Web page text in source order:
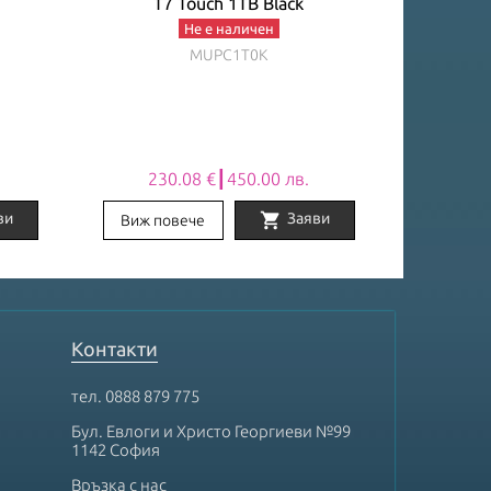
Не е наличен
MUPC1T0K
230.08 €┃450.00 лв.
Виж повече shopping_cart Заяви
Контакти
тел. 0888 879 775
Бул. Евлоги и Христо Георгиеви №99
1142 София
Връзка с нас